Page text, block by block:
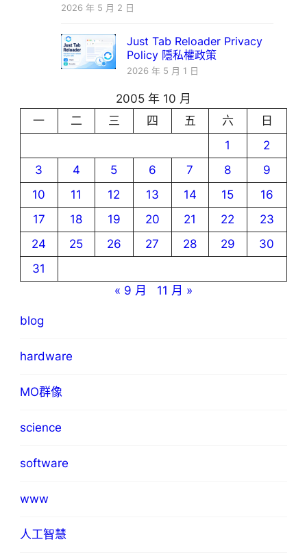
2026 年 5 月 2 日
Just Tab Reloader Privacy
Policy 隱私權政策
2026 年 5 月 1 日
2005 年 10 月
一
二 三 四 五 六
日
1
2
3
4 5 6 7 8
9
10
11 12 13 14 15
16
17
18 19 20 21 22
23
24
25 26 27 28 29
30
31
« 9 月
11 月 »
blog
hardware
MO群像
science
software
www
人工智慧